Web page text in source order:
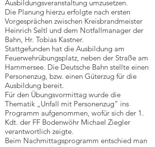
Ausbildungsveranstaltung umzusetzen.
Die Planung hierzu erfolgte nach ersten
Vorgesprächen zwischen Kreisbrandmeister
Heinrich Seltl und dem Notfallmanager der
Bahn, Hr. Tobias Kastner.
Stattgefunden hat die Ausbildung am
Feuerwehrübungsplatz, neben der Straße am
Hammersee. Die Deutsche Bahn stellte einen
Personenzug, bzw. einen Güterzug für die
Ausbildung bereit.
Für den Übungsvormittag wurde die
Thematik „Unfall mit Personenzug“ ins
Programm aufgenommen, wofür sich der 1.
Kdt. der FF Bodenwöhr Michael Ziegler
verantwortlich zeigte.
Beim Nachmittagsprogramm entschied man